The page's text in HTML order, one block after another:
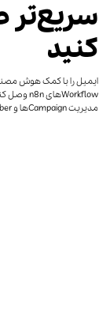
سریع‌تر
کنید
ایمیل را با کمک هوش
مدیریت Campaignها و Subscriberها را بدهید.